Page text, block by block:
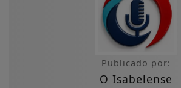
Publicado por:
O Isabelense